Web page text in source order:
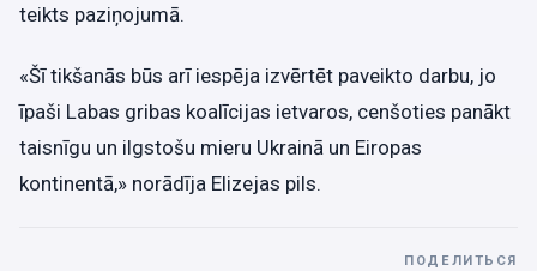
teikts paziņojumā.
«Šī tikšanās būs arī iespēja izvērtēt paveikto darbu, jo
īpaši Labas gribas koalīcijas ietvaros, cenšoties panākt
taisnīgu un ilgstošu mieru Ukrainā un Eiropas
kontinentā,» norādīja Elizejas pils.
ПОДЕЛИТЬСЯ